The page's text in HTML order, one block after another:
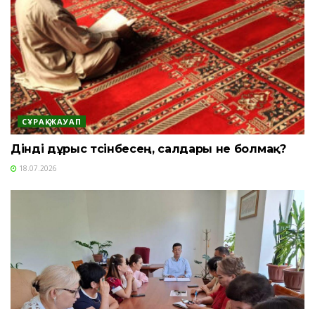
СҰРАҚ-ЖАУАП
Дінді дұрыс түсінбесең, салдары не болмақ?
18.07.2026